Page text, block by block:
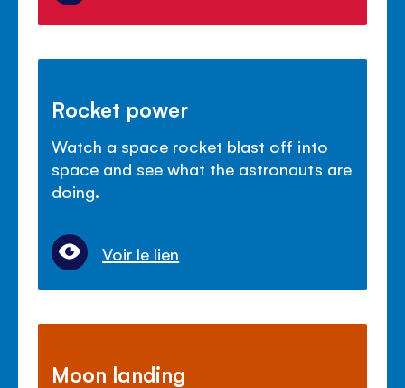
Rocket power
Watch a space rocket blast off into
space and see what the astronauts are
doing.
Voir le lien
Moon landing